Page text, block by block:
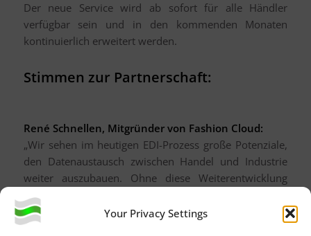
Your Privacy Settings
Der neue Service wird ab sofort für alle Händler
verfügbar sein und in den kommenden Monaten
kontinuierlich erweitert werden.
Stimmen zur Partnerschaft:
René Schnellen, Mitgründer von Fashion Cloud:
„Wir sehen im heutigen EDI-Prozess große Potenziale,
den Datenaustausch zwischen Handel und Industrie
weiter auszubauen. Ohne diese Weiterentwicklung
fehlt dem Handel die notwendige Grundlage, um das
volle Potenzial im KI-Zeitalter zu nutzen. Schon in den
ersten Gesprächen wurde deutlich, dass Pranke und